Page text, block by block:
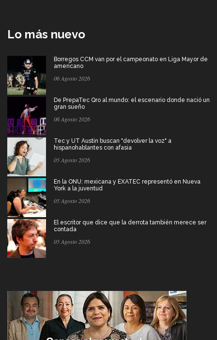
Lo más nuevo
Borregos CCM van por el campeonato en Liga Mayor de
americano
06 Agosto 2026
De PrepaTec Qro al mundo: el escenario donde nació un
gran sueño
06 Agosto 2026
Tec y UT Austin buscan "devolver la voz" a
hispanohablantes con afasia
05 Agosto 2026
En la ONU: mexicana y EXATEC representó en Nueva
York a la juventud
05 Agosto 2026
El escritor que dice que la derrota también merece ser
contada
05 Agosto 2026